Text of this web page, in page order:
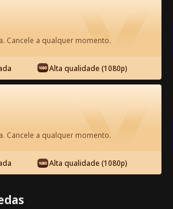
o General
do seu Erro! Filme
Todos os episódios
97 98
Cancele a qualquer momento.
Alta qualidade (1080p)
Cancele a qualquer momento.
Alta qualidade (1080p)